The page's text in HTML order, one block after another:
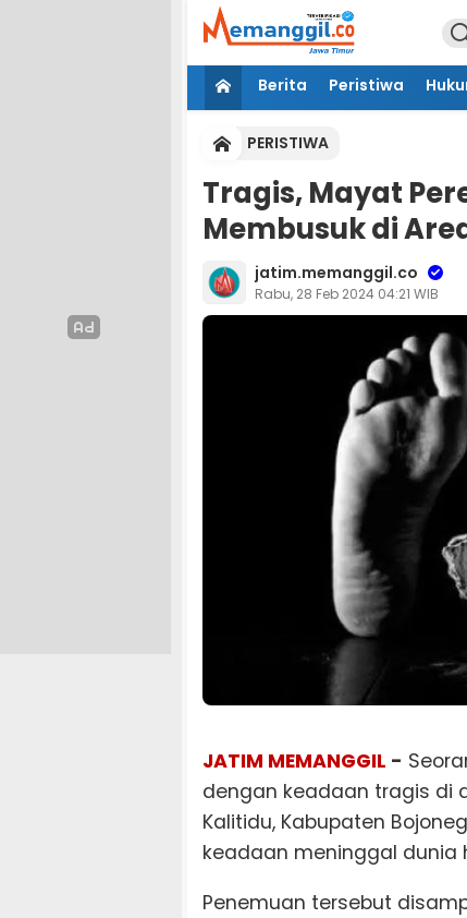
Berita Peristiwa
PERISTIWA
Tragis, Mayat
Membusuk di
jatim.memanggil.co
Rabu, 28 Feb 2024 04:21 WIB
JATIM MEMANGGIL -
dengan keadaan tragis di
Kalitidu, Kabupaten
keadaan meninggal dunia
Penemuan tersebut